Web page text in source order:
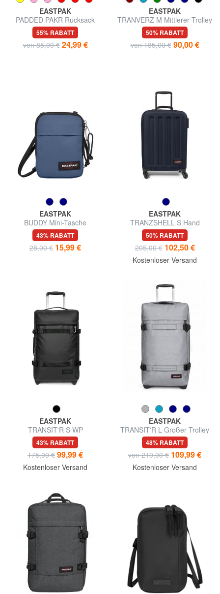
EASTPAK
PADDED PAKR Rucksack
55% RABATT
von 85,00 € 24,99 €
EASTPAK
TRANVERZ M Mittlerer Trolley
50% RABATT
von 185,00 € 90,00 €
EASTPAK
BUDDY Mini-Tasche
43% RABATT
28,00 € 15,99 €
EASTPAK
TRANZSHELL S Hand
luggage trolley
50% RABATT
205,00 € 102,50 €
Kostenloser Versand
EASTPAK
TRANSIT'R S WP
Handgepäcktrolley,
wasserabweisend
43% RABATT
175,00 € 99,99 €
Kostenloser Versand
EASTPAK
TRANSIT'R L Großer Trolley
48% RABATT
von 210,00 € 109,99 €
Kostenloser Versand